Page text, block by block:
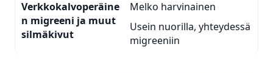
Verkkokalvoperäine
n migreeni ja muut
silmäkivut
Melko harvinainen
Usein nuorilla, yhteydessä
migreeniin